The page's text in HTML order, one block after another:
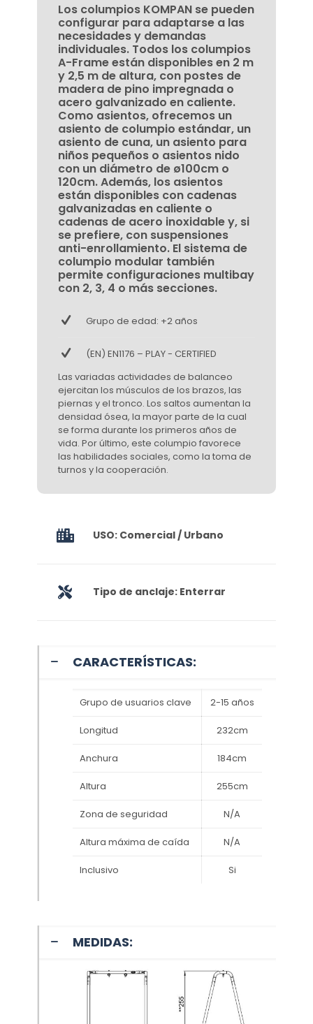
Los columpios KOMPAN se pueden
configurar para adaptarse a las
necesidades y demandas
individuales. Todos los columpios
A-Frame están disponibles en 2 m
y 2,5 m de altura, con postes de
madera de pino impregnada o
acero galvanizado en caliente.
Como asientos, ofrecemos un
asiento de columpio estándar, un
asiento de cuna, un asiento para
niños pequeños o asientos nido
con un diámetro de ø100cm o
120cm. Además, los asientos
están disponibles con cadenas
galvanizadas en caliente o
cadenas de acero inoxidable y, si
se prefiere, con suspensiones
anti-enrollamiento. El sistema de
columpio modular también
permite configuraciones multibay
con 2, 3, 4 o más secciones.
Grupo de edad: +2 años
(EN) EN1176 – PLAY - CERTIFIED
Las variadas actividades de balanceo
ejercitan los músculos de los brazos, las
piernas y el tronco. Los saltos aumentan la
densidad ósea, la mayor parte de la cual
se forma durante los primeros años de
vida. Por último, este columpio favorece
las habilidades sociales, como la toma de
turnos y la cooperación.
USO: Comercial / Urbano
Tipo de anclaje: Enterrar
CARACTERÍSTICAS:
Grupo de usuarios clave 2-15 años
Longitud 232cm
Anchura 184cm
Altura 255cm
Zona de seguridad N/A
Altura máxima de caída N/A
Inclusivo Si
MEDIDAS: